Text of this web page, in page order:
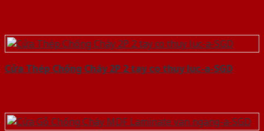
Cửa Thép Chống Cháy 2P 2 tay co thuy luc-a-SGD